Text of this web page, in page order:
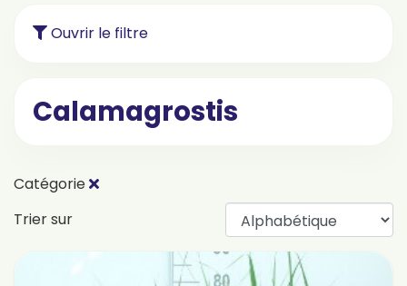
Ouvrir le filtre
Calamagrostis
Catégorie
Trier sur